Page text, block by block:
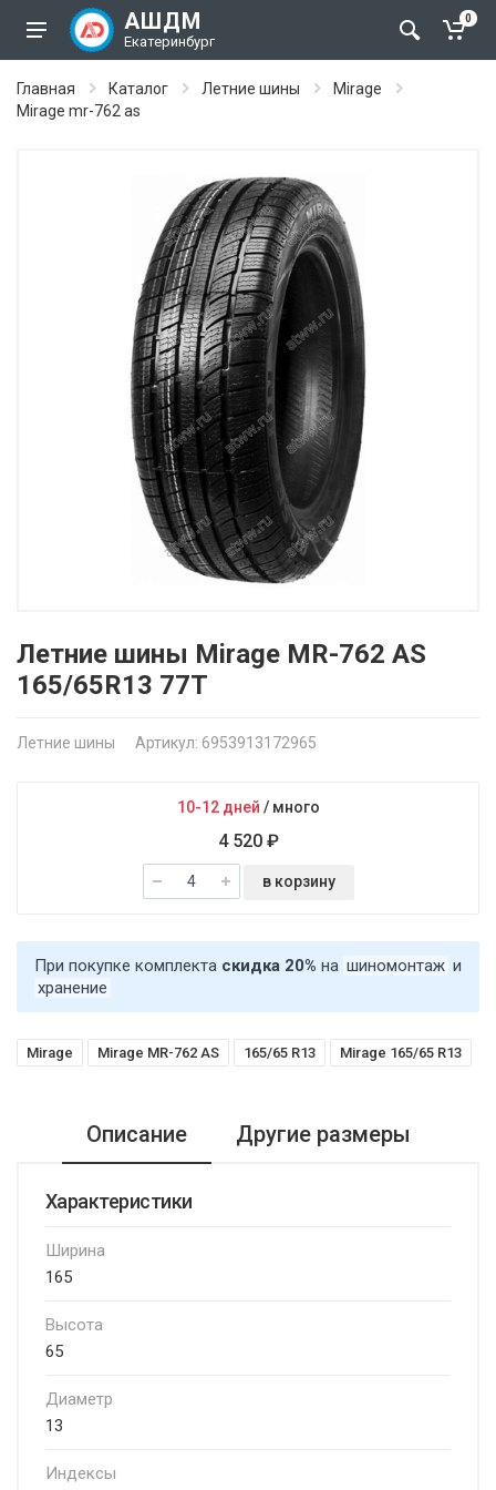
АШДМ
Екатеринбург
0
Главная Каталог Летние шины
Mirage
Mirage mr-762 as
Летние шины Mirage MR-762 AS
165/65R13 77T
Летние шины Артикул: 6953913172965
10-12 дней / много
4 520 ₽
в корзину
При покупке комплекта скидка 20% на шиномонтаж и
хранение
Mirage Mirage MR-762 AS 165/65 R13 Mirage 165/65 R13
Описание Другие размеры
Характеристики
Ширина
165
Высота
65
Диаметр
13
Индексы